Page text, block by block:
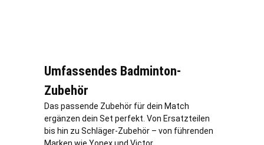
Umfassendes Badminton-
Zubehör
Das passende Zubehör für dein Match
ergänzen dein Set perfekt. Von Ersatzteilen
bis hin zu Schläger-Zubehör – von führenden
Marken wie Yonex und Victor.